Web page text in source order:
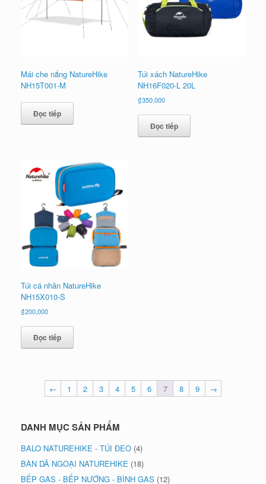
Mái che nắng NatureHike
NH15T001-M
Đọc tiếp
Túi xách NatureHike
NH16F020-L 20L
₫350,000
Đọc tiếp
Túi cá nhân NatureHike
NH15X010-S
₫200,000
Đọc tiếp
← 1 2 3 4 5 6 7 8 9 →
DANH MỤC SẢN PHẨM
BALO NATUREHIKE - TÚI ĐEO (4)
BÀN DÃ NGOẠI NATUREHIKE (18)
BẾP GAS - BẾP NƯỚNG - BÌNH GAS (12)